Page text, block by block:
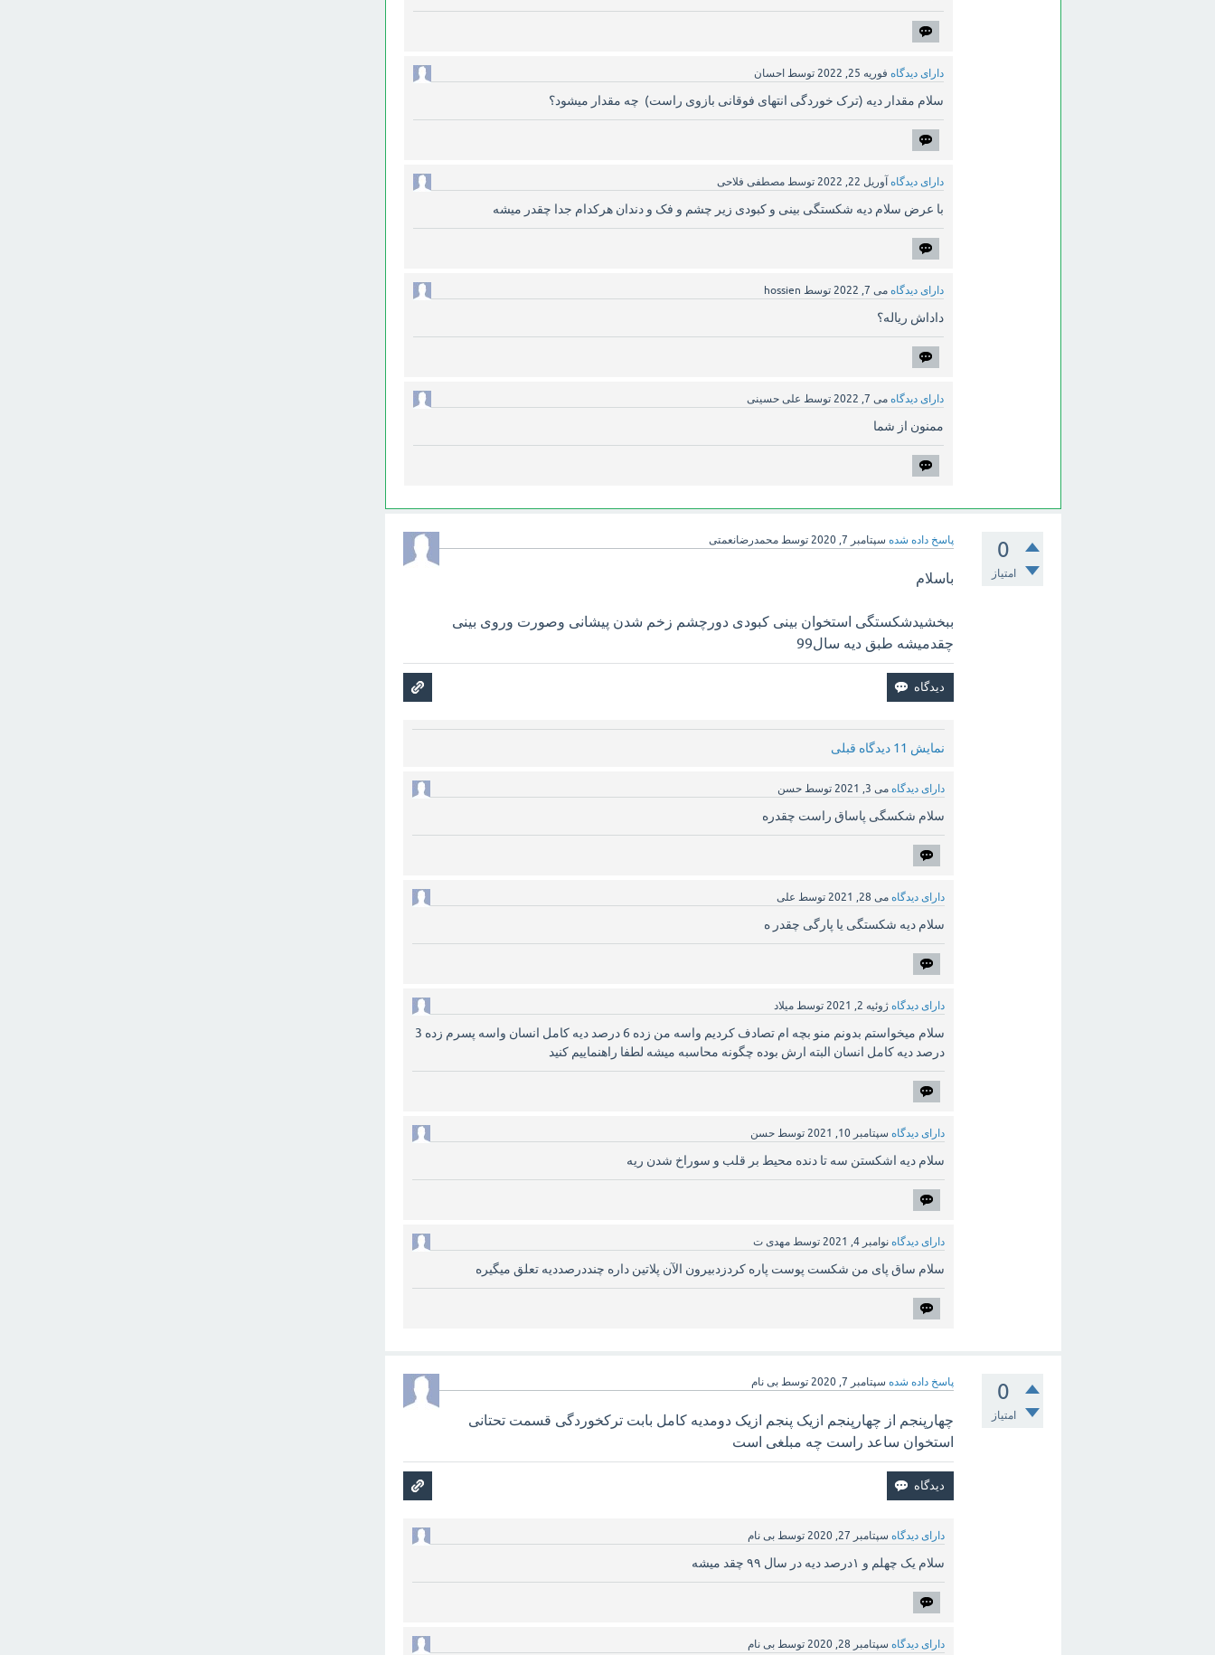
دارای دیدگاه فوریه 25, 2022 توسط احسان
سلام مقدار دیه (ترک خوردگی انتهای فوقانی بازوی راست) چه مقدار میشود؟
دارای دیدگاه آوریل 22, 2022 توسط مصطفی فلاحی
با عرض سلام دیه شکستگی بینی و کبودی زیر چشم و فک و دندان هرکدام جدا چقدر میشه
دارای دیدگاه می 7, 2022 توسط hossien
داداش ریاله؟
دارای دیدگاه می 7, 2022 توسط علی حسینی
ممنون از شما
0
امتیاز
پاسخ داده شده سپتامبر 7, 2020 توسطمحمدرضانعمتی
باسلام
ببخشیدشکستگی استخوان بینی کبودی دورچشم زخم شدن پیشانی وصورت وروی بینی
چقدمیشه طبق دیه سال99
نمایش 11 دیدگاه قبلی
دارای دیدگاه می 3, 2021 توسطحسن
سلام شکسگی پاساق راست چقدره
دارای دیدگاه می 28, 2021 توسط علی
سلام دیه شکستگی یا پارگی چقدر ه
دارای دیدگاه ژوئیه 2, 2021 توسطمیلاد
سلام میخواستم بدونم منو بچه ام تصادف کردیم واسه من زده 6 درصد دیه کامل انسان واسه پسرم زده 3
درصد دیه کامل انسان البته ارش بوده چگونه محاسبه میشه لطفا راهنماییم کنید
دارای دیدگاه سپتامبر 10, 2021 توسطحسن
سلام دیه اشکستن سه تا دنده محیط بر قلب و سوراخ شدن ریه
دارای دیدگاه نوامبر 4, 2021 توسطمهدی ت
سلام ساق پای من شکست پوست پاره کردزدبیرون الآن پلاتین داره چنددرصددیه تعلق میگیره
0
امتیاز
پاسخ داده شده سپتامبر 7, 2020 توسطبی نام
چهارپنجم از چهارپنجم ازیک پنجم ازیک دومدیه کامل بابت ترکخوردگی قسمت تحتانی
استخوان ساعد راست چه مبلغی است
دارای دیدگاه سپتامبر 27, 2020 توسطبی نام
سلام یک چهلم و ۱درصد دیه در سال ۹۹ چقد میشه
دارای دیدگاه سپتامبر 28, 2020 توسطبی نام